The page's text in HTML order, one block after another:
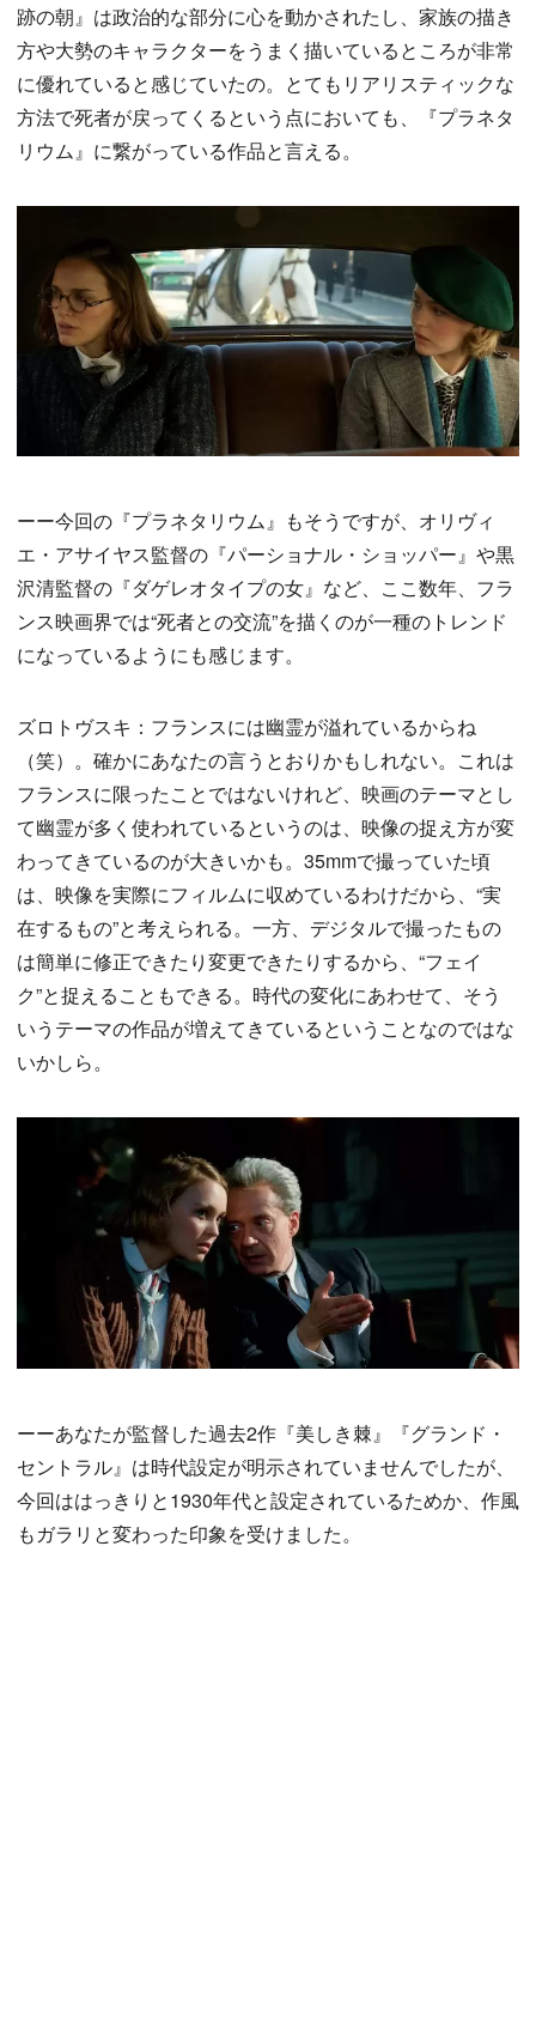
跡の朝』は政治的な部分に心を動かされたし、家族の描き
方や大勢のキャラクターをうまく描いているところが非常
に優れていると感じていたの。とてもリアリスティックな
方法で死者が戻ってくるという点においても、『プラネタ
リウム』に繋がっている作品と言える。
ーー今回の『プラネタリウム』もそうですが、オリヴィ
エ・アサイヤス監督の『パーショナル・ショッパー』や黒
沢清監督の『ダゲレオタイプの女』など、ここ数年、フラ
ンス映画界では“死者との交流”を描くのが一種のトレンド
になっているようにも感じます。
ズロトヴスキ：フランスには幽霊が溢れているからね
（笑）。確かにあなたの言うとおりかもしれない。これは
フランスに限ったことではないけれど、映画のテーマとし
て幽霊が多く使われているというのは、映像の捉え方が変
わってきているのが大きいかも。35mmで撮っていた頃
は、映像を実際にフィルムに収めているわけだから、“実
在するもの”と考えられる。一方、デジタルで撮ったもの
は簡単に修正できたり変更できたりするから、“フェイ
ク”と捉えることもできる。時代の変化にあわせて、そう
いうテーマの作品が増えてきているということなのではな
いかしら。
ーーあなたが監督した過去2作『美しき棘』『グランド・
セントラル』は時代設定が明示されていませんでしたが、
今回ははっきりと1930年代と設定されているためか、作風
もガラリと変わった印象を受けました。